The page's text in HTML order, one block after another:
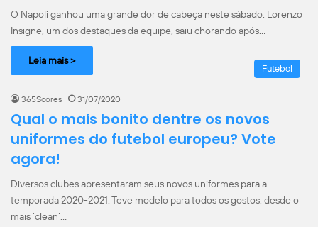
O Napoli ganhou uma grande dor de cabeça neste sábado. Lorenzo
Insigne, um dos destaques da equipe, saiu chorando após…
Leia mais >
Futebol
365Scores 31/07/2020
Qual o mais bonito dentre os novos
uniformes do futebol europeu? Vote
agora!
Diversos clubes apresentaram seus novos uniformes para a
temporada 2020-2021. Teve modelo para todos os gostos, desde o
mais ‘clean’…